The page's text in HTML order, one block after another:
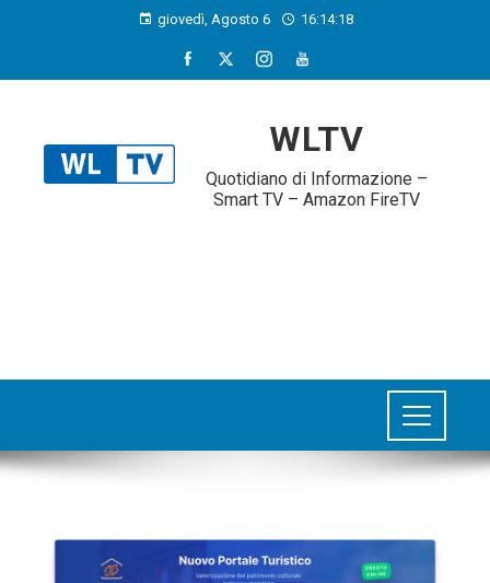
giovedì, Agosto 6 16:14:19
WLTV
Quotidiano di Informazione –
Smart TV – Amazon FireTV